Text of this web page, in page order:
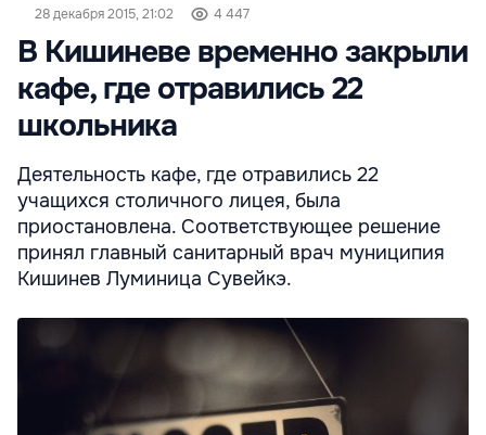
28 декабря 2015, 21:02 4 447
В Кишиневе временно закрыли
кафе, где отравились 22
школьника
Деятельность кафе, где отравились 22
учащихся столичного лицея, была
приостановлена. Соответствующее решение
принял главный санитарный врач муниципия
Кишинев Луминица Сувейкэ.